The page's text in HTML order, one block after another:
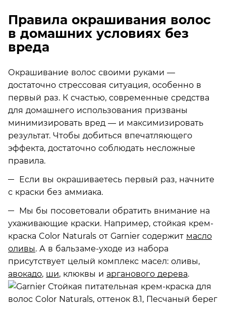
Правила окрашивания волос
в домашних условиях без
вреда
Окрашивание волос своими руками —
достаточно стрессовая ситуация, особенно в
первый раз. К счастью, современные средства
для домашнего использования призваны
минимизировать вред — и максимизировать
результат. Чтобы добиться впечатляющего
эффекта, достаточно соблюдать несложные
правила.
Если вы окрашиваетесь первый раз, начните
с краски без аммиака.
Мы бы посоветовали обратить внимание на
ухаживающие краски. Например, стойкая крем-
краска Color Naturals от Garnier содержит масло
оливы. А в бальзаме-уходе из набора
присутствует целый комплекс масел: оливы,
авокадо, ши, клюквы и арганового дерева.